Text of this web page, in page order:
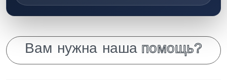
Вам нужна наша помощь?